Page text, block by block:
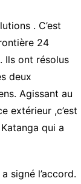
. C’est
24
Ils ont résolus
deux
Agissant au
extérieur ,c’est
qui a
signé l’accord.